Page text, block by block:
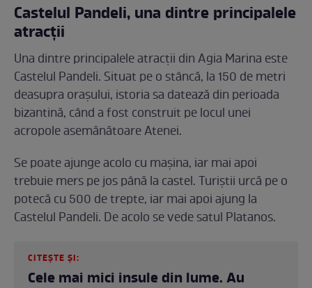
Castelul Pandeli, una dintre principalele
atracții
Una dintre principalele atracții din Agia Marina este
Castelul Pandeli. Situat pe o stâncă, la 150 de metri
deasupra orașului, istoria sa datează din perioada
bizantină, când a fost construit pe locul unei
acropole asemănătoare Atenei.
Se poate ajunge acolo cu mașina, iar mai apoi
trebuie mers pe jos până la castel. Turiștii urcă pe o
potecă cu 500 de trepte, iar mai apoi ajung la
Castelul Pandeli. De acolo se vede satul Platanos.
CITEȘTE ȘI:
Cele mai mici insule din lume. Au